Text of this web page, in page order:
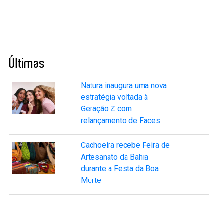
Últimas
Natura inaugura uma nova
estratégia voltada à
Geração Z com
relançamento de Faces
Cachoeira recebe Feira de
Artesanato da Bahia
durante a Festa da Boa
Morte